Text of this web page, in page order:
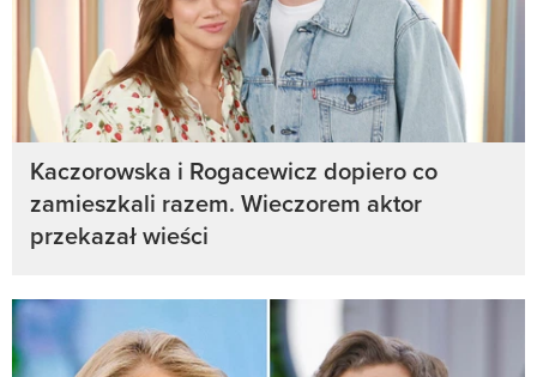
Kaczorowska i Rogacewicz dopiero co
zamieszkali razem. Wieczorem aktor
przekazał wieści